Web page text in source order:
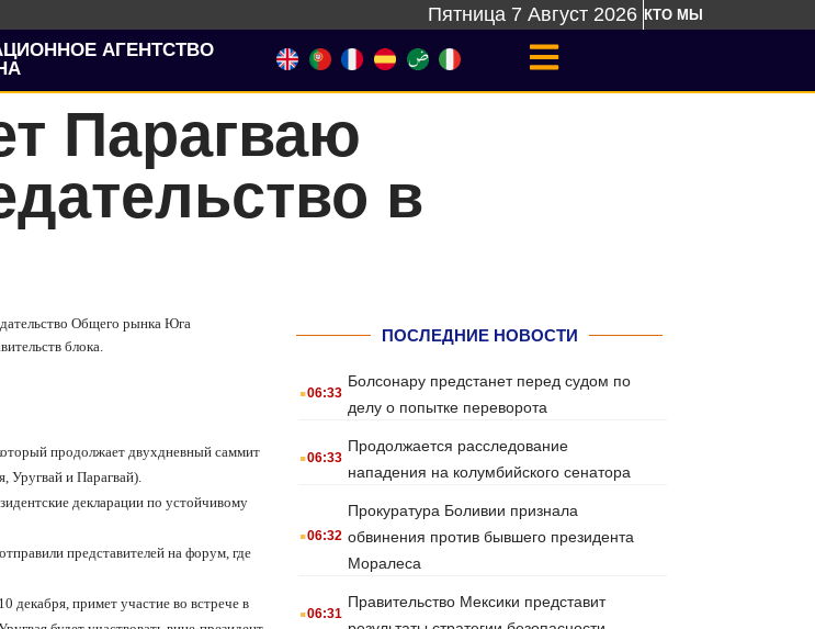
Пятница 7 Август 2026 КТО МЫ
АГЕНТСТВО
Парагваю
в
Общего рынка Юга
блока.
продолжает двухдневный саммит
Уругвай и Парагвай).
декларации по устойчивому
представителей на форум, где
примет участие во встрече в
ПОСЛЕДНИЕ НОВОСТИ
.06:33
Болсонару предстанет перед судом по
делу о попытке переворота
.06:33
Продолжается расследование
нападения на колумбийского сенатора
.06:32
Прокуратура Боливии признала
обвинения против бывшего президента
Моралеса
.06:31
Правительство Мексики представит